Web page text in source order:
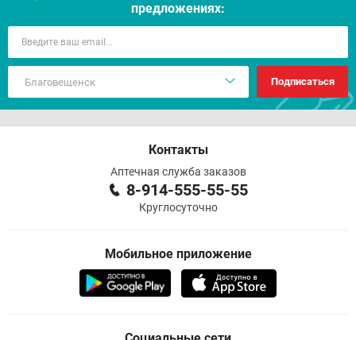
предложениях:
Подписаться
Контакты
Аптечная служба заказов
8-914-555-55-55
Круглосуточно
Мобильное приложение